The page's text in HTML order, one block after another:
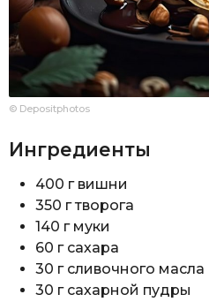
© Depositphotos
Ингредиенты
400 г вишни
350 г творога
140 г муки
60 г сахара
30 г сливочного масла
30 г сахарной пудры